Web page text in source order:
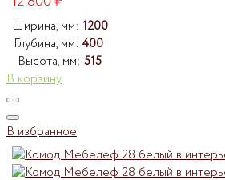
Ширина, мм: 1200
Глубина, мм: 400
Высота, мм: 515
В корзину
В избранное